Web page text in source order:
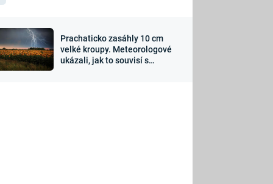
Sledujte nás
Prachaticko zasáhly 10 cm
velké kroupy. Meteorologové
ukázali, jak to souvisí s